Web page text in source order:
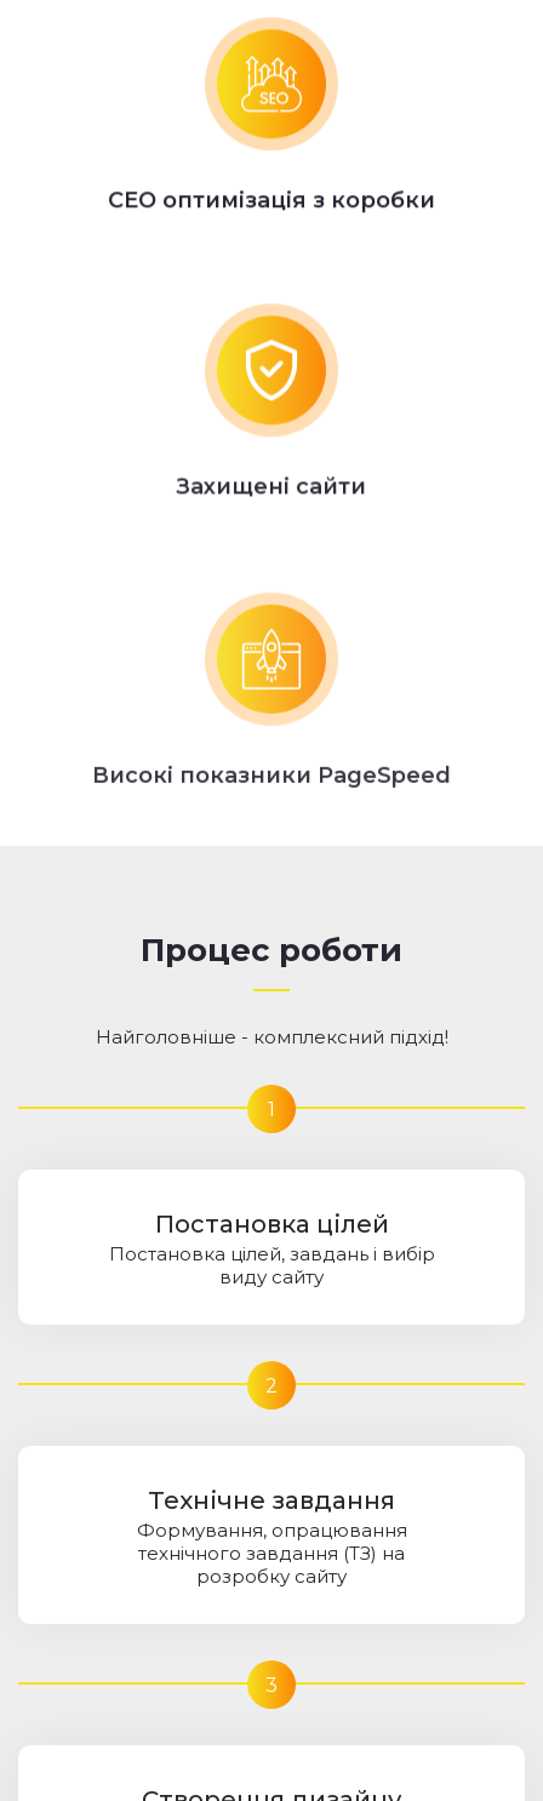
СЕО оптимізація з коробки
Захищені сайти
Високі показники PageSpeed
Процес роботи
Найголовніше - комплексний підхід!
1
Постановка цілей
Постановка цілей, завдань і вибір
виду сайту
2
Технічне завдання
Формування, опрацювання
технічного завдання (ТЗ) на
розробку сайту
3